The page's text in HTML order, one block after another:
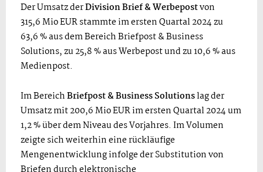
Der Umsatz derDivision Brief & Werbepostvon
315,6 Mio EUR stammte im ersten Quartal 2024 zu
63,6 % aus dem Bereich Briefpost & Business
Solutions, zu 25,8 % aus Werbepost und zu 10,6 % aus
Medienpost.
Im BereichBriefpost & Business Solutionslag der
Umsatz mit 200,6 Mio EUR im ersten Quartal 2024 um
1,2 % über dem Niveau des Vorjahres. Im Volumen
zeigte sich weiterhin eine rückläufige
Mengenentwicklung infolge der Substitution von